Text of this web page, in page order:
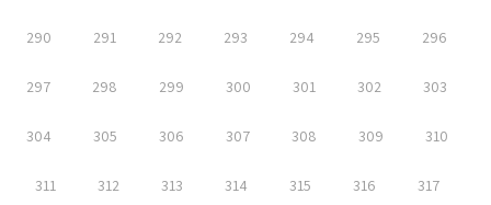
290 291 292 293 294 295 296
297 298 299 300 301 302 303
304 305 306 307 308 309 310
311 312 313 314 315 316 317